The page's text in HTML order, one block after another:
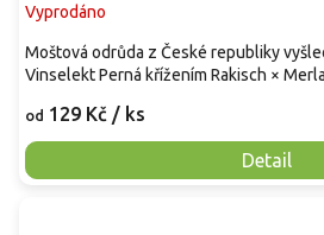
Vyprodáno
od 129 Kč / ks
Detail
Moštová odrůda z České republiky
Vinselekt Perná křížením Rakisch ×